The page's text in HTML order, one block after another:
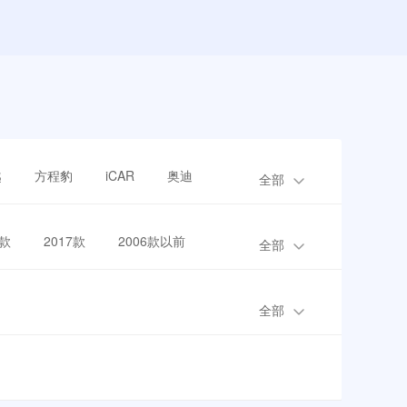
方程豹 iCAR 奥迪 全部
2017款 2006款以前 全部
全部